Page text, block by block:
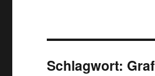
Schlagwort: